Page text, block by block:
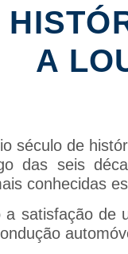
A
século de
das seis
conhecidas
satisfação de